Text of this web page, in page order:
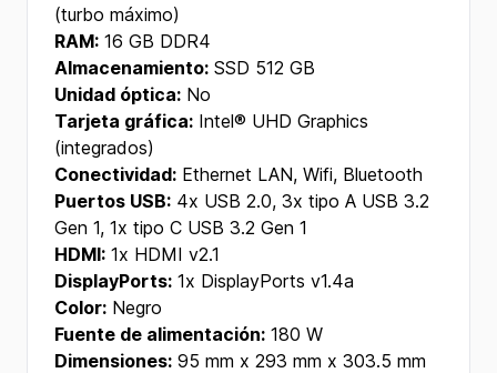
(turbo máximo)
RAM: 16 GB DDR4
Almacenamiento: SSD 512 GB
Unidad óptica: No
Tarjeta gráfica: Intel® UHD Graphics
(integrados)
Conectividad: Ethernet LAN, Wifi, Bluetooth
Puertos USB: 4x USB 2.0, 3x tipo A USB 3.2
Gen 1, 1x tipo C USB 3.2 Gen 1
HDMI: 1x HDMI v2.1
DisplayPorts: 1x DisplayPorts v1.4a
Color: Negro
Fuente de alimentación: 180 W
Dimensiones: 95 mm x 293 mm x 303.5 mm